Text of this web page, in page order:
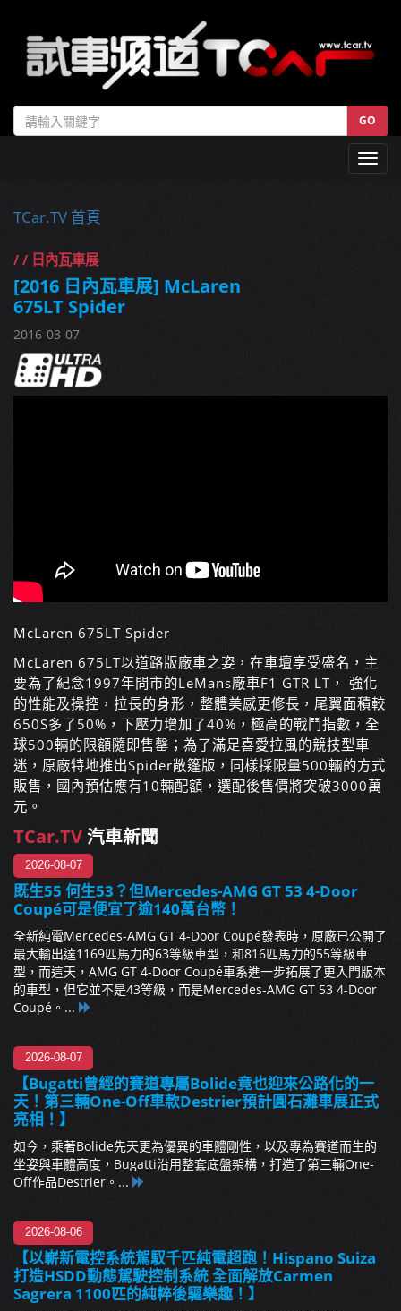
GO
TCar.TV 首頁
/ / 日內瓦車展
[2016 日內瓦車展] McLaren
675LT Spider
2016-03-07
McLaren 675LT Spider
McLaren 675LT以道路版廠車之姿，在車壇享受盛名，主
要為了紀念1997年問市的LeMans廠車F1 GTR LT， 強化
的性能及操控，拉長的身形，整體美感更修長，尾翼面積較
650S多了50%，下壓力增加了40%，極高的戰鬥指數，全
球500輛的限額隨即售罄；為了滿足喜愛拉風的競技型車
迷，原廠特地推出Spider敞篷版，同樣採限量500輛的方式
販售，國內預估應有10輛配額，選配後售價將突破3000萬
元。
TCar.TV汽車新聞
2026-08-07
既生55 何生53？但Mercedes-AMG GT 53 4-Door
Coupé可是便宜了逾140萬台幣！
全新純電Mercedes-AMG GT 4-Door Coupé發表時，原廠已公開了
最大輸出達1169匹馬力的63等級車型，和816匹馬力的55等級車
型，而這天，AMG GT 4-Door Coupé車系進一步拓展了更入門版本
的車型，但它並不是43等級，而是Mercedes-AMG GT 53 4-Door
Coupé。...
2026-08-07
【Bugatti曾經的賽道專屬Bolide竟也迎來公路化的一
天！第三輛One-Off車款Destrier預計圓石灘車展正式
亮相！】
如今，乘著Bolide先天更為優異的車體剛性，以及專為賽道而生的
坐姿與車體高度，Bugatti沿用整套底盤架構，打造了第三輛One-
Off作品Destrier。...
2026-08-06
【以嶄新電控系統駕馭千匹純電超跑！Hispano Suiza
打造HSDD動態駕駛控制系統 全面解放Carmen
Sagrera 1100匹的純粹後驅樂趣！】